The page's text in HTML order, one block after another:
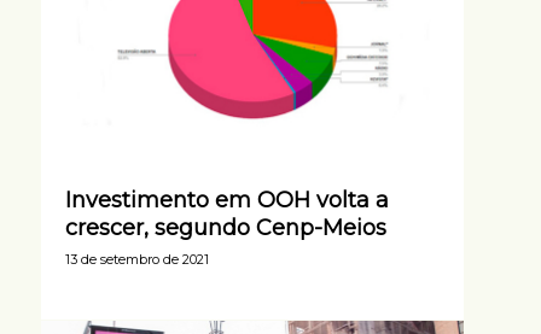
Investimento em OOH volta a
crescer, segundo Cenp-Meios
13 de setembro de 2021